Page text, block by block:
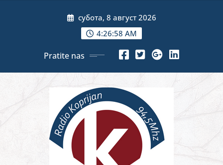
субота, 8 август 2026
4:27:00 AM
Pratite nas